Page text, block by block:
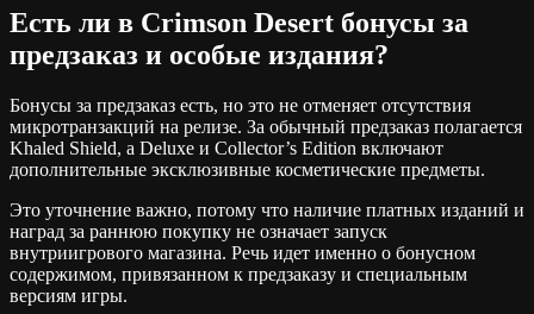
Есть ли в Crimson Desert бонусы за
предзаказ и особые издания?
Бонусы за предзаказ есть, но это не отменяет отсутствия
микротранзакций на релизе. За обычный предзаказ полагается
Khaled Shield, а Deluxe и Collector’s Edition включают
дополнительные эксклюзивные косметические предметы.
Это уточнение важно, потому что наличие платных изданий и
наград за раннюю покупку не означает запуск
внутриигрового магазина. Речь идет именно о бонусном
содержимом, привязанном к предзаказу и специальным
версиям игры.